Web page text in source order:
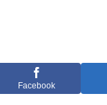
Facebook